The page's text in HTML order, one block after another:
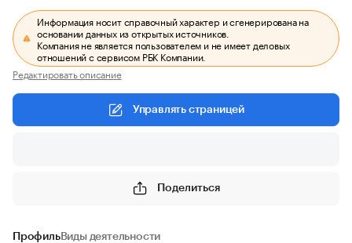
Информация носит справочный характер и сгенерирована на
основании данных из открытых источников.
Компания не является пользователем и не имеет деловых
отношений с сервисом РБК Компании.
Редактировать описание
Управлять страницей
Поделиться
ПрофильВиды деятельности